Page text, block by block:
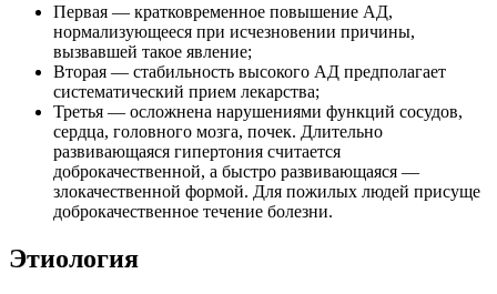
Первая — кратковременное повышение АД,
нормализующееся при исчезновении причины,
вызвавшей такое явление;
Вторая — стабильность высокого АД предполагает
систематический прием лекарства;
Третья — осложнена нарушениями функций сосудов,
сердца, головного мозга, почек. Длительно
развивающаяся гипертония считается
доброкачественной, а быстро развивающаяся —
злокачественной формой. Для пожилых людей присуще
доброкачественное течение болезни.
Этиология